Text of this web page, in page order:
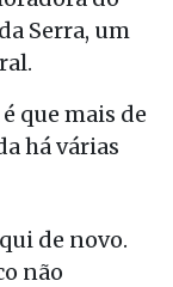
Serra, um
que mais de
há várias
de novo.
não